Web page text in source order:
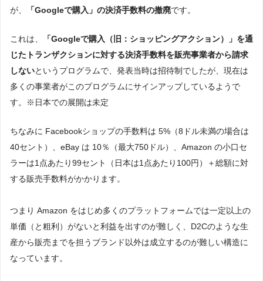
が、
「Googleで購入」の決済手数料の撤廃です。
これは、
「Googleで購入（旧：ショッピングアクション）」を通
じたトランザクションに対する決済手数料を販売事業者から請求
しないというプログラムで、発表当時は招待制でしたが、現在は
多くの事業者がこのプログラムにサインアップしているようで
す。※日本での展開は未定
ちなみに Facebookショップの手数料は 5%（8ドル未満の場合は
40セント）、eBay は 10％（最大750ドル）、Amazon の小口セ
ラーは1点あたり99セント（日本は1点あたり100円）＋総額に対
する販売手数料がかかります。
つまり Amazon をはじめ多くのプラットフォームでは一定以上の
単価（と粗利）がないと利益を出すのが難しく、D2Cのような生
産から販売までを担うブランド以外は成立するのが難しい構造に
なっています。